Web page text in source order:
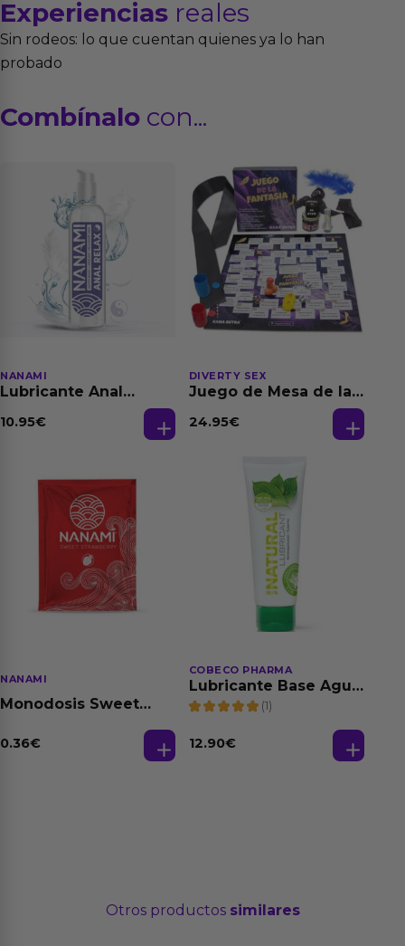
Experiencias reales
Sin rodeos: lo que cuentan quienes ya lo han
probado
Combínalo con...
NANAMI
Lubricante Anal
Dilatación Base Agua
10.95€
DIVERTY SEX
Juego de Mesa de las
24.95€
NANAMI
Monodosis Sweet
0.36€
COBECO PHARMA
Lubricante Base Agua
100% Natural 125 ml
(1)
12.90€
Otros productos similares